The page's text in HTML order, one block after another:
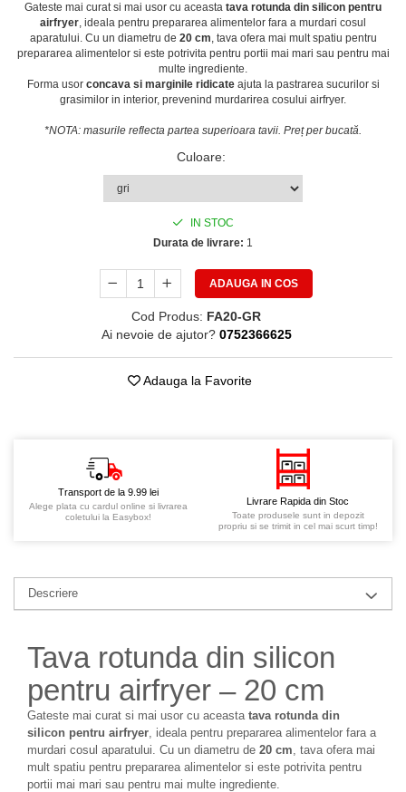
Gateste mai curat si mai usor cu aceasta tava rotunda din silicon pentru
airfryer, ideala pentru prepararea alimentelor fara a murdari cosul
aparatului. Cu un diametru de 20 cm, tava ofera mai mult spatiu pentru
prepararea alimentelor si este potrivita pentru portii mai mari sau pentru mai
multe ingrediente.
Forma usor concava si marginile ridicateajuta la pastrarea sucurilor si
grasimilor in interior, prevenind murdarirea cosului airfryer.
*NOTA: masurile reflecta partea superioara tavii. Preț per bucată.
Culoare:
IN STOC
Durata de livrare: 1
ADAUGA IN COS
Cod Produs: FA20-GR
Ai nevoie de ajutor? 0752366625
Adauga la Favorite
Transport de la 9.99 lei
Alege plata cu cardul online si livrarea
coletului la Easybox!
Livrare Rapida din Stoc
Toate produsele sunt in depozit
propriu si se trimit in cel mai scurt timp!
Descriere
Tava rotunda din silicon
pentru airfryer – 20 cm
Gateste mai curat si mai usor cu aceasta tava rotunda din
silicon pentru airfryer, ideala pentru prepararea alimentelor fara a
murdari cosul aparatului. Cu un diametru de 20 cm, tava ofera mai
mult spatiu pentru prepararea alimentelor si este potrivita pentru
portii mai mari sau pentru mai multe ingrediente.